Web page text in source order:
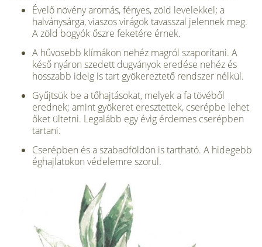
Évelő növény aromás, fényes, zöld levelekkel; a
halványsárga, viaszos virágok tavasszal jelen­nek meg.
A zöld bogyók őszre feketére érnek.
A hűvösebb klímákon nehéz magról szaporítani. A
késő nyáron szedett dugvá­nyok eredése nehéz és
hosszabb ideig is tart gyökereztető rend­szer nélkül.
Gyűjtsük be a tőhajtásokat, me­lyek a fa tövéből
erednek; amint gyökeret eresztettek, cserépbe lehet
őket ültetni. Legalább egy évig érdemes cserépben
tartani.
Cserépben és a szabadföldön is tartható. A hidegebb
éghajlato­kon védelemre szorul.